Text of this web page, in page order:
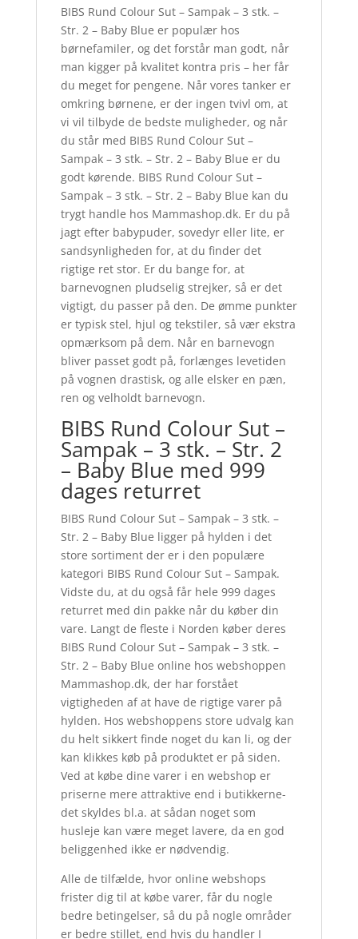
BIBS Rund Colour Sut – Sampak – 3 stk. –
Str. 2 – Baby Blue er populær hos
børnefamiler, og det forstår man godt, når
man kigger på kvalitet kontra pris – her får
du meget for pengene. Når vores tanker er
omkring børnene, er der ingen tvivl om, at
vi vil tilbyde de bedste muligheder, og når
du står med BIBS Rund Colour Sut –
Sampak – 3 stk. – Str. 2 – Baby Blue er du
godt kørende. BIBS Rund Colour Sut –
Sampak – 3 stk. – Str. 2 – Baby Blue kan du
trygt handle hos Mammashop.dk. Er du på
jagt efter babypuder, sovedyr eller lite, er
sandsynligheden for, at du finder det
rigtige ret stor. Er du bange for, at
barnevognen pludselig strejker, så er det
vigtigt, du passer på den. De ømme punkter
er typisk stel, hjul og tekstiler, så vær ekstra
opmærksom på dem. Når en barnevogn
bliver passet godt på, forlænges levetiden
på vognen drastisk, og alle elsker en pæn,
ren og velholdt barnevogn.
BIBS Rund Colour Sut –
Sampak – 3 stk. – Str. 2
– Baby Blue med 999
dages returret
BIBS Rund Colour Sut – Sampak – 3 stk. –
Str. 2 – Baby Blue ligger på hylden i det
store sortiment der er i den populære
kategori BIBS Rund Colour Sut – Sampak.
Vidste du, at du også får hele 999 dages
returret med din pakke når du køber din
vare. Langt de fleste i Norden køber deres
BIBS Rund Colour Sut – Sampak – 3 stk. –
Str. 2 – Baby Blue online hos webshoppen
Mammashop.dk, der har forstået
vigtigheden af at have de rigtige varer på
hylden. Hos webshoppens store udvalg kan
du helt sikkert finde noget du kan li, og der
kan klikkes køb på produktet er på siden.
Ved at købe dine varer i en webshop er
priserne mere attraktive end i butikkerne-
det skyldes bl.a. at sådan noget som
husleje kan være meget lavere, da en god
beliggenhed ikke er nødvendig.
Alle de tilfælde, hvor online webshops
frister dig til at købe varer, får du nogle
bedre betingelser, så du på nogle områder
er bedre stillet, end hvis du handler I